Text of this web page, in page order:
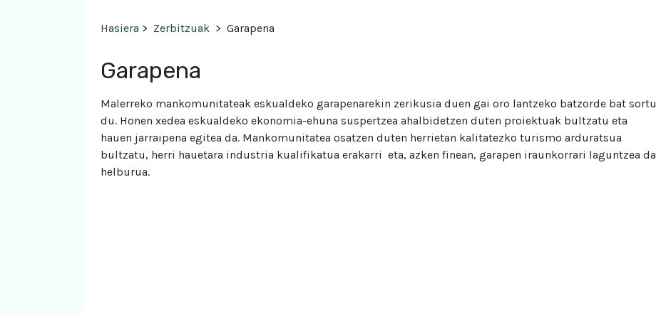
Hasiera > Zerbitzuak > Garapena
Garapena
Malerreko mankomunitateak eskualdeko garapenarekin zerikusia duen gai oro lantzeko batzorde bat sortu
du. Honen xedea eskualdeko ekonomia-ehuna suspertzea ahalbidetzen duten proiektuak bultzatu eta
hauen jarraipena egitea da. Mankomunitatea osatzen duten herrietan kalitatezko turismo arduratsua
bultzatu, herri hauetara industria kualifikatua erakarri eta, azken finean, garapen iraunkorrari laguntzea da
helburua.